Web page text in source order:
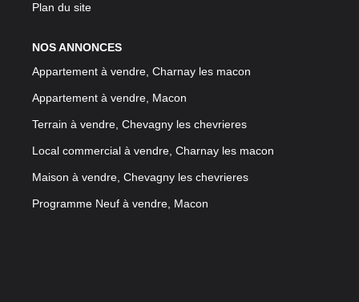
Plan du site
NOS ANNONCES
Appartement à vendre, Charnay les macon
Appartement à vendre, Macon
Terrain à vendre, Chevagny les chevrieres
Local commercial à vendre, Charnay les macon
Maison à vendre, Chevagny les chevrieres
Programme Neuf à vendre, Macon